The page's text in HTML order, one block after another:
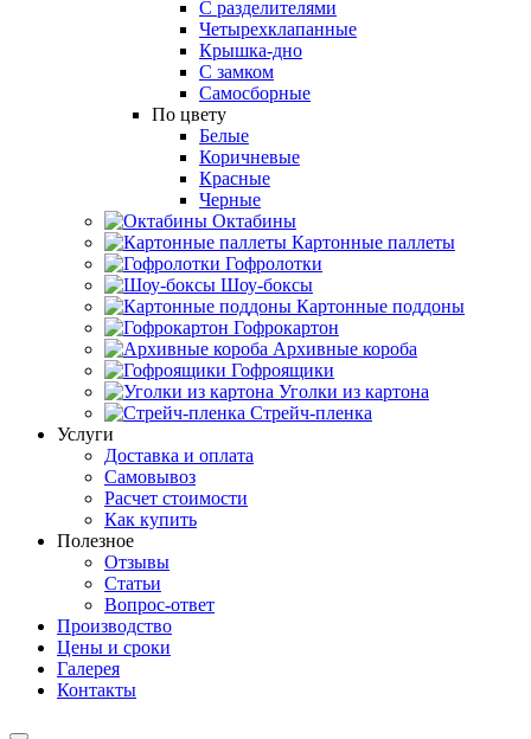
С разделителями
Четырехклапанные
Крышка-дно
С замком
Самосборные
По цвету
Белые
Коричневые
Красные
Черные
Октабины
Картонные паллеты
Гофролотки
Шоу-боксы
Картонные поддоны
Гофрокартон
Архивные короба
Гофроящики
Уголки из картона
Стрейч-пленка
Услуги
Доставка и оплата
Самовывоз
Расчет стоимости
Как купить
Полезное
Отзывы
Статьи
Вопрос-ответ
Производство
Цены и сроки
Галерея
Контакты